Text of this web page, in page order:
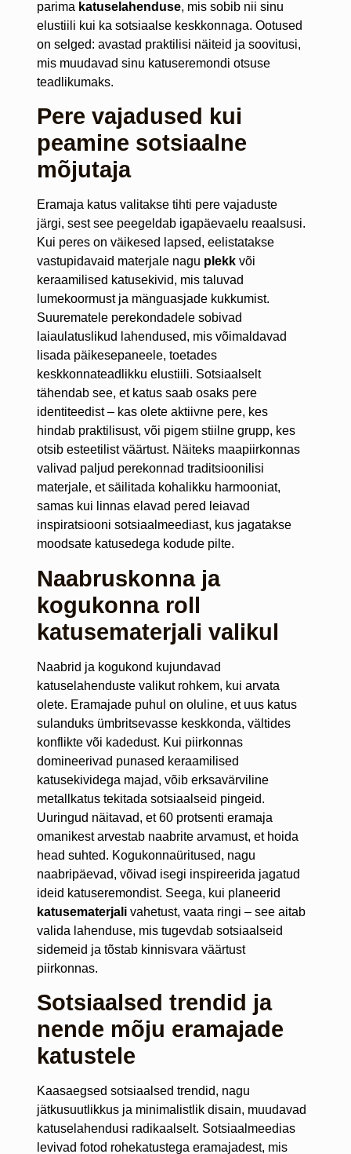
parima katuselahenduse, mis sobib nii sinu
elustiili kui ka sotsiaalse keskkonnaga. Ootused
on selged: avastad praktilisi näiteid ja soovitusi,
mis muudavad sinu katuseremondi otsuse
teadlikumaks.
Pere vajadused kui
peamine sotsiaalne
mõjutaja
Eramaja katus valitakse tihti pere vajaduste
järgi, sest see peegeldab igapäevaelu reaalsusi.
Kui peres on väikesed lapsed, eelistatakse
vastupidavaid materjale nagu plekkvõi
keraamilised katusekivid, mis taluvad
lumekoormust ja mänguasjade kukkumist.
Suurematele perekondadele sobivad
laiaulatuslikud lahendused, mis võimaldavad
lisada päikesepaneele, toetades
keskkonnateadlikku elustiili. Sotsiaalselt
tähendab see, et katus saab osaks pere
identiteedist – kas olete aktiivne pere, kes
hindab praktilisust, või pigem stiilne grupp, kes
otsib esteetilist väärtust. Näiteks maapiirkonnas
valivad paljud perekonnad traditsioonilisi
materjale, et säilitada kohalikku harmooniat,
samas kui linnas elavad pered leiavad
inspiratsiooni sotsiaalmeediast, kus jagatakse
moodsate katusedega kodude pilte.
Naabruskonna ja
kogukonna roll
katusematerjali valikul
Naabrid ja kogukond kujundavad
katuselahenduste valikut rohkem, kui arvata
olete. Eramajade puhul on oluline, et uus katus
sulanduks ümbritsevasse keskkonda, vältides
konflikte või kadedust. Kui piirkonnas
domineerivad punased keraamilised
katusekividega majad, võib erksavärviline
metallkatus tekitada sotsiaalseid pingeid.
Uuringud näitavad, et 60 protsenti eramaja
omanikest arvestab naabrite arvamust, et hoida
head suhted. Kogukonnaüritused, nagu
naabripäevad, võivad isegi inspireerida jagatud
ideid katuseremondist. Seega, kui planeerid
katusematerjalivahetust, vaata ringi – see aitab
valida lahenduse, mis tugevdab sotsiaalseid
sidemeid ja tõstab kinnisvara väärtust
piirkonnas.
Sotsiaalsed trendid ja
nende mõju eramajade
katustele
Kaasaegsed sotsiaalsed trendid, nagu
jätkusuutlikkus ja minimalistlik disain, muudavad
katuselahendusi radikaalselt. Sotsiaalmeedias
levivad fotod rohekatustega eramajadest, mis